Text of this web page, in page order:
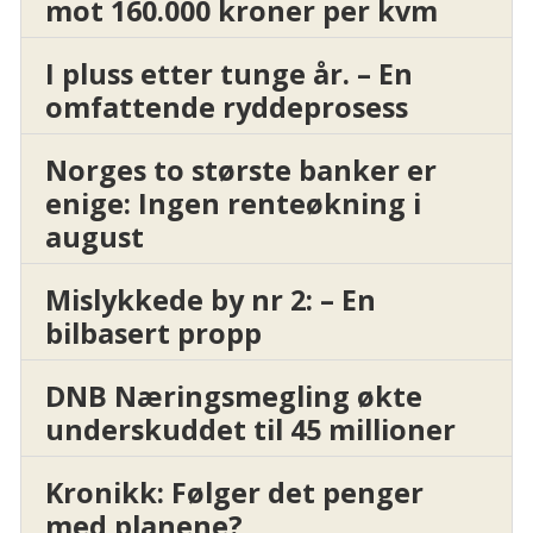
mot 160.000 kroner per kvm
I pluss etter tunge år. – En
omfattende ryddeprosess
Norges to største banker er
enige: Ingen renteøkning i
august
Mislykkede by nr 2: – En
bilbasert propp
DNB Næringsmegling økte
underskuddet til 45 millioner
Kronikk: Følger det penger
med planene?